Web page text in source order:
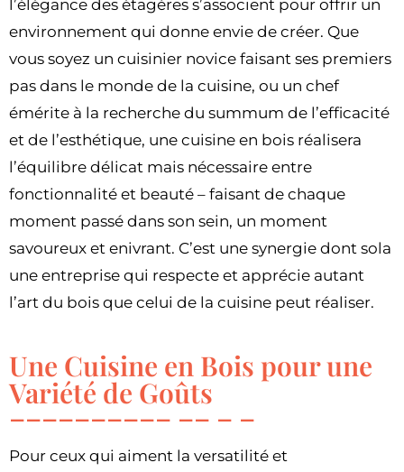
l’élégance des étagères s’associent pour offrir un
environnement qui donne envie de créer. Que
vous soyez un cuisinier novice faisant ses premiers
pas dans le monde de la cuisine, ou un chef
émérite à la recherche du summum de l’efficacité
et de l’esthétique, une cuisine en bois réalisera
l’équilibre délicat mais nécessaire entre
fonctionnalité et beauté – faisant de chaque
moment passé dans son sein, un moment
savoureux et enivrant. C’est une synergie dont sola
une entreprise qui respecte et apprécie autant
l’art du bois que celui de la cuisine peut réaliser.
Une Cuisine en Bois pour une
Variété de Goûts
Pour ceux qui aiment la versatilité et